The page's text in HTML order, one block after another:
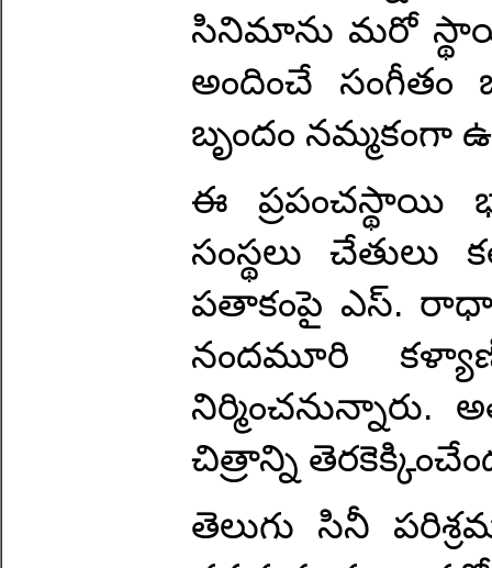
సినిమాను మరో
అందించే సంగీతం
బృందం నమ్మకంగా
ఈ ప్రపంచస్థాయి
సంస్థలు
పతాకంపై ఎస్.
నందమూరి
నిర్మించనున్నారు.
చిత్రాన్ని
తెలుగు సినీ